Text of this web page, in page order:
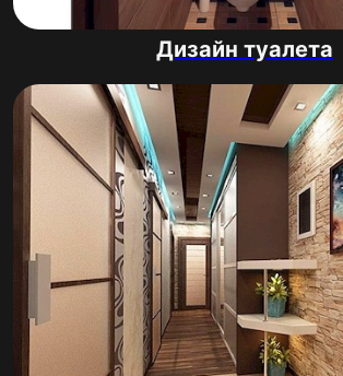
Дизайн туалета